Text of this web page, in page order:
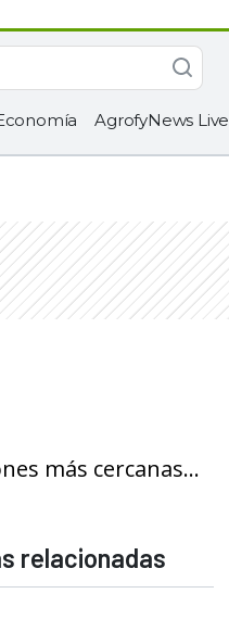
AgrofyNews Live
más cercanas...
relacionadas